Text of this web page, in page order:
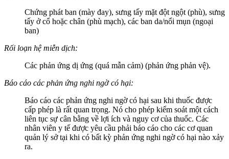
Chứng phát ban (mày đay), sưng tấy mặt đột ngột (phù), sưng
tấy ở cổ hoặc chân (phù mạch), các ban da/nổi mụn (ngoại
ban)
Rối loạn hệ miễn dịch:
Các phản ứng dị ứng (quá mẫn cảm) (phản ứng phản vệ).
Báo cáo các phản ứng nghi ngờ có hại:
Báo cáo các phản ứng nghi ngờ có hại sau khi thuốc được
cấp phép là rất quan trọng. Nó cho phép kiểm soát một cách
liên tục sự cân bằng về lợi ích và nguy cơ của thuốc. Các
nhân viên y tế được yêu cầu phải báo cáo cho các cơ quan
quản lý sở tại khi có bất kỳ phản ứng nghi ngờ có hại nào xảy
ra.